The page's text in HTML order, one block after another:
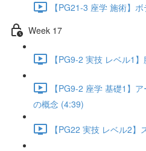
【PG21-3 座学 施術】
Week 17
【PG9-2 実技 レベル1
【PG9-2 座学 基礎1】
の概念 (4:39)
【PG22 実技 レベル2